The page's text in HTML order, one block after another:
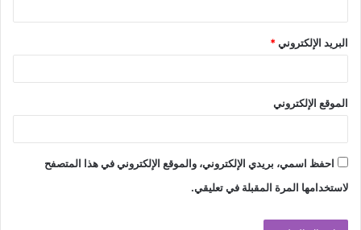
البريد الإلكتروني*
الموقع الإلكتروني
احفظ اسمي، بريدي الإلكتروني، والموقع الإلكتروني في هذا المتصفح
لاستخدامها المرة المقبلة في تعليقي.